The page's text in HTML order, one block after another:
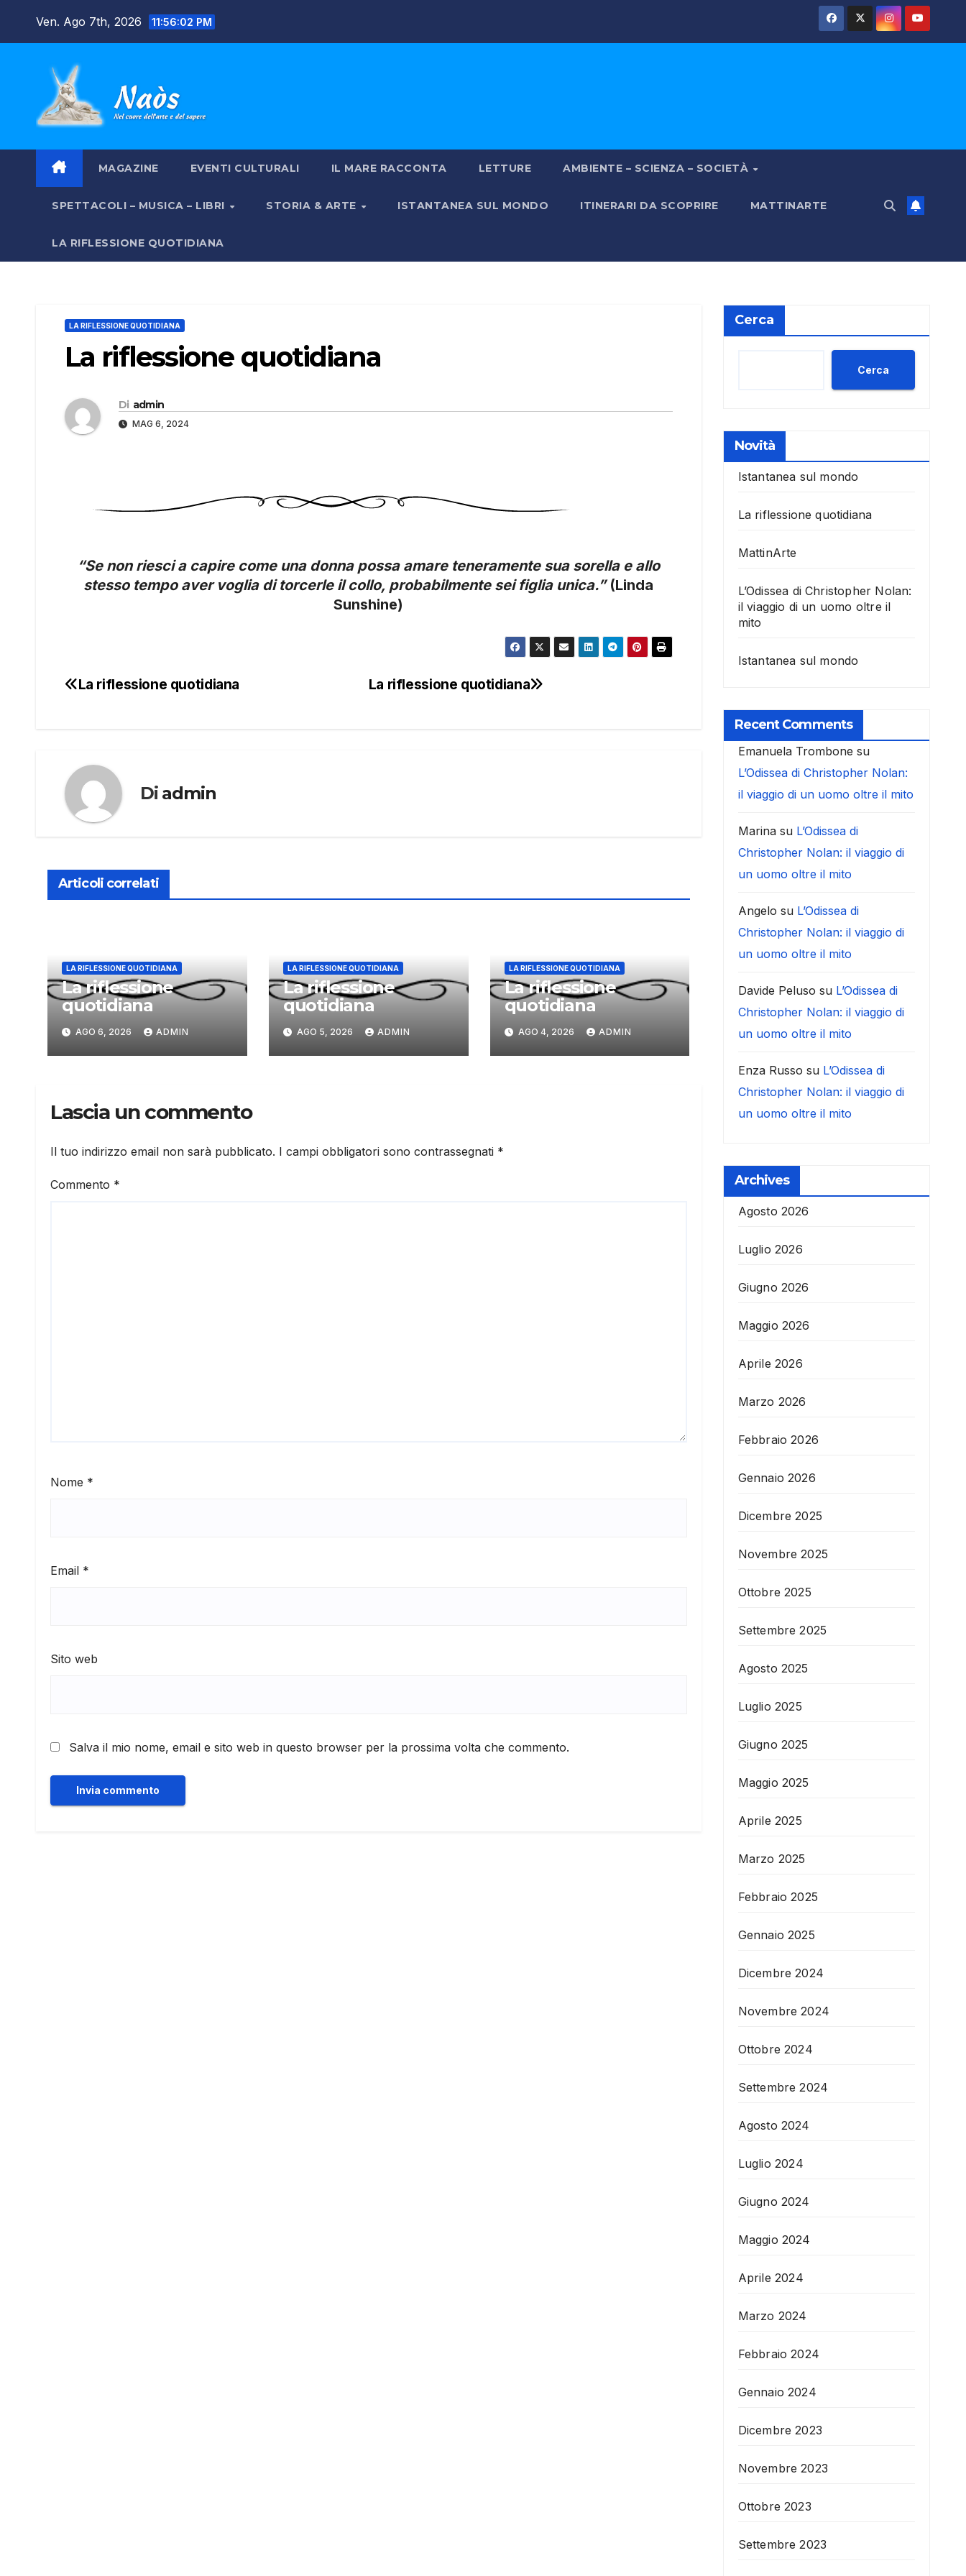
Ven. Ago 7th, 2026 11:56:03 PM
MAGAZINE EVENTI CULTURALI IL MARE RACCONTA LETTURE AMBIENTE – SCIENZA – SOCIETÀ
SPETTACOLI – MUSICA – LIBRI STORIA & ARTE ISTANTANEA SUL MONDO ITINERARI DA SCOPRIRE MATTINARTE
LA RIFLESSIONE QUOTIDIANA
LA RIFLESSIONE QUOTIDIANA
La riflessione quotidiana
Di admin
MAG 6, 2024
“Se non riesci a capire come una donna possa amare teneramente sua sorella e allo
stesso tempo aver voglia di torcerle il collo, probabilmente sei figlia unica.”(Linda
Sunshine)
Navigazione
La riflessione quotidiana
La riflessione quotidiana
Di admin
Articoli correlati
LA RIFLESSIONE QUOTIDIANA
La riflessione
quotidiana
AGO 6, 2026 ADMIN
LA RIFLESSIONE QUOTIDIANA
La riflessione
quotidiana
AGO 5, 2026 ADMIN
LA RIFLESSIONE QUOTIDIANA
La riflessione
quotidiana
AGO 4, 2026 ADMIN
Lascia un commento
Il tuo indirizzo email non sarà pubblicato. I campi obbligatori sono contrassegnati *
Commento *
Nome *
Email *
Sito web
Salva il mio nome, email e sito web in questo browser per la prossima volta che commento.
Cerca
Cerca
Novità
Istantanea sul mondo
La riflessione quotidiana
MattinArte
L’Odissea di Christopher Nolan:
il viaggio di un uomo oltre il
mito
Istantanea sul mondo
Recent Comments
Emanuela Trombone su
L’Odissea di Christopher Nolan:
il viaggio di un uomo oltre il mito
Marinasu L’Odissea di
Christopher Nolan: il viaggio di
un uomo oltre il mito
Angelo su L’Odissea di
Christopher Nolan: il viaggio di
un uomo oltre il mito
Davide Peluso su L’Odissea di
Christopher Nolan: il viaggio di
un uomo oltre il mito
Enza Russo su L’Odissea di
Christopher Nolan: il viaggio di
un uomo oltre il mito
Archives
Agosto 2026
Luglio 2026
Giugno 2026
Maggio 2026
Aprile 2026
Marzo 2026
Febbraio 2026
Gennaio 2026
Dicembre 2025
Novembre 2025
Ottobre 2025
Settembre 2025
Agosto 2025
Luglio 2025
Giugno 2025
Maggio 2025
Aprile 2025
Marzo 2025
Febbraio 2025
Gennaio 2025
Dicembre 2024
Novembre 2024
Ottobre 2024
Settembre 2024
Agosto 2024
Luglio 2024
Giugno 2024
Maggio 2024
Aprile 2024
Marzo 2024
Febbraio 2024
Gennaio 2024
Dicembre 2023
Novembre 2023
Ottobre 2023
Settembre 2023